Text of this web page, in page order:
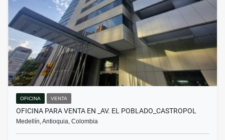
OFICINA VENTA
OFICINA PARA VENTA EN _AV. EL POBLADO_CASTROPOL
Medellín, Antioquia, Colombia